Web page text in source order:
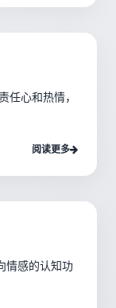
任心和热情，
阅读更多
情感的认知功